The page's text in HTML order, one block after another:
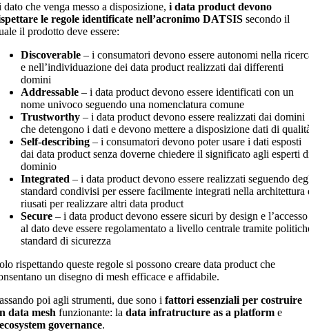
dato che venga messo a disposizione,i data product devono
le regole identificate nell’acronimo DATSIS secondo il
il prodotto deve essere:
Discoverable – i consumatori devono essere autonomi nella
e nell’individuazione dei data product realizzati dai differenti
domini
Addressable – i data product devono essere identificati con un
nome univoco seguendo una nomenclatura comune
Trustworthy – i data product devono essere realizzati dai domini
che detengono i dati e devono mettere a disposizione dati di
Self-describing – i consumatori devono poter usare i dati esposti
dai data product senza doverne chiedere il significato agli esperti
dominio
Integrated – i data product devono essere realizzati seguendo
standard condivisi per essere facilmente integrati nella architettura
riusati per realizzare altri data product
Secure – i data product devono essere sicuri by design e l’accesso
al dato deve essere regolamentato a livello centrale tramite
standard di sicurezza
rispettando queste regole si possono creare data product che
un disegno di mesh efficace e affidabile.
poi agli strumenti, due sono ifattori essenziali per costruire
data mesh funzionante: ladata infratructure as a platform e
ecosystem governance.